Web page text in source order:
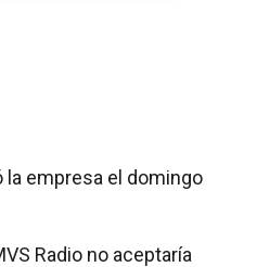
la empresa el domingo
Radio no aceptaría